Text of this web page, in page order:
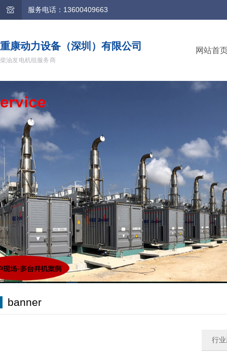
服务电话：13600409663
重康动力设备（深圳）有限公司
柴油发电机组服务商
网站首
banner
行